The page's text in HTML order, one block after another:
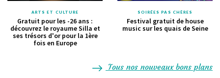
ARTS ET CULTURE
Gratuit pour les -26 ans :
découvrez le royaume Silla et
ses trésors d'or pour la 1ère
fois en Europe
SOIRÉES PAS CHÈRES
Festival gratuit de house
music sur les quais de Seine
Tous nos nouveaux bons plans